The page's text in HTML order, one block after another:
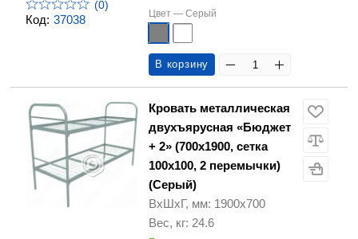
Код: 37038
(0)
Цвет — Серый
В корзину
Кровать металлическая
двухъярусная «Бюджет
+ 2» (700х1900, сетка
100х100, 2 перемычки)
(Серый)
ВхШхГ, мм: 1900х700
Вес, кг: 24.6